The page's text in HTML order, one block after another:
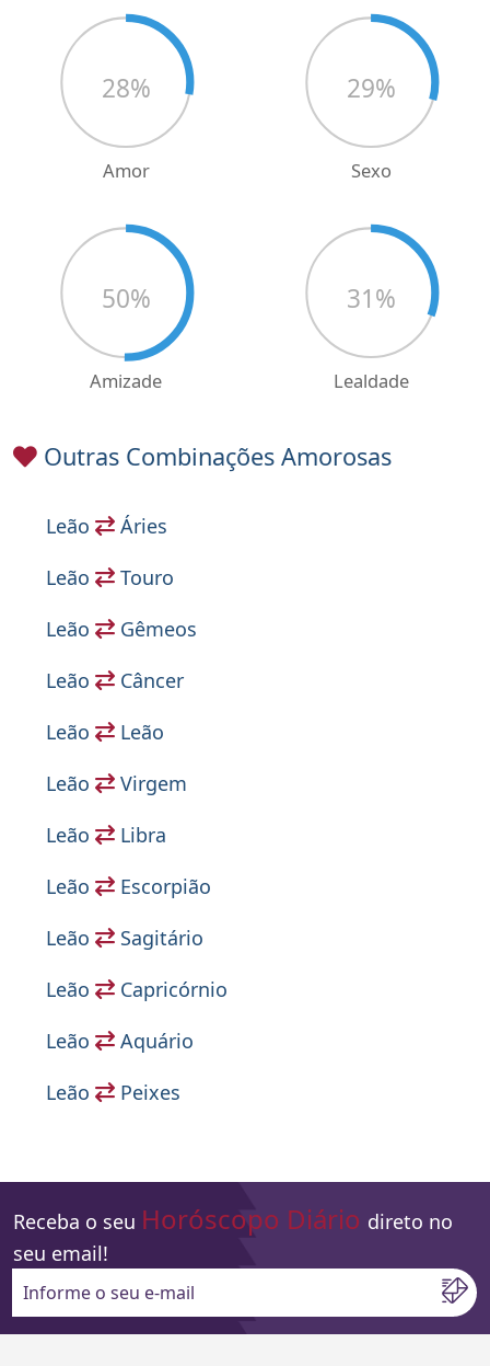
Amor
28%
Sexo
29%
Amizade
50%
Lealdade
31%
Outras Combinações Amorosas
Leão
Áries
Leão
Touro
Leão
Gêmeos
Leão
Câncer
Leão
Leão
Leão
Virgem
Leão
Libra
Leão
Escorpião
Leão
Sagitário
Leão
Capricórnio
Leão
Aquário
Leão
Peixes
Receba o seu Horóscopo Diário direto no
seu email!
Informe o seu e-mail